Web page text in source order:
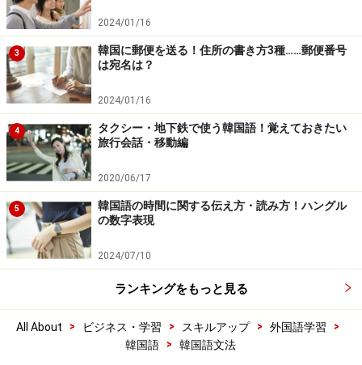
2024/01/16
3
韓国に郵便を送る！住所の書き方3種……郵便番号
は宛名は？
2024/01/16
4
タクシー・地下鉄で使う韓国語！覚えておきたい
旅行会話・移動編
2020/06/17
5
韓国語の時間に関する伝え方・読み方！ハングル
の数字表現
2024/07/10
ランキングをもっと見る
All About > ビジネス・学習 > スキルアップ > 外国語学習
>
韓国語
> 韓国語文法